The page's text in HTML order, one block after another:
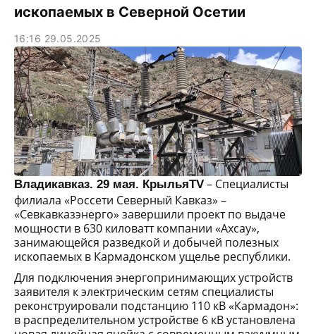
ископаемых в Северной Осетии
16:16 29.05.2025
Владикавказ. 29 мая. КрыльяTV – Специалисты
филиала «Россети Северный Кавказ» –
«Севкавказэнерго» завершили проект по выдаче
мощности в 630 киловатт компании «Ахсау»,
занимающейся разведкой и добычей полезных
ископаемых в Кармадонском ущелье республики.
Для подключения энергопринимающих устройств
заявителя к электрическим сетям специалисты
реконструировали подстанцию 110 кВ «Кармадон»:
в распределительном устройстве 6 кВ установлена